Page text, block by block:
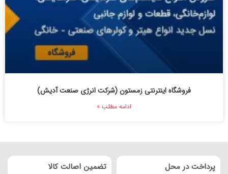
فروشگاه اینترنتی زمستون (شرکت انرژی صنعت آدیش)
ادامه مطلب »
پرداخت در محل تضمین اصالت کالا